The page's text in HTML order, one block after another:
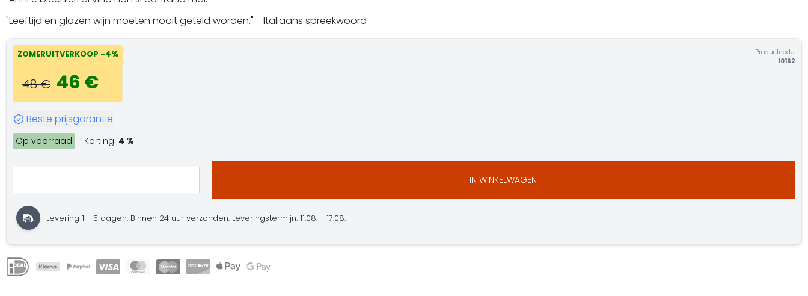
"Leeftijd en glazen wijn moeten nooit geteld worden." - Italiaans spreekwoord
ZOMERUITVERKOOP -4%
48 € 46 €
Productcode:
10162
Beste prijsgarantie
Op voorraad Korting: 4 %
IN WINKELWAGEN
Levering 1 - 5 dagen. Binnen 24 uur verzonden. Leveringstermijn: 11.08. - 17.08.